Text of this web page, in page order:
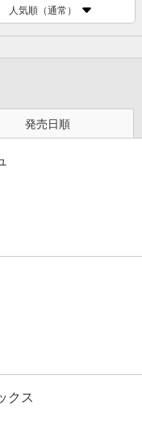
人気順（通常）
発売日順
クス